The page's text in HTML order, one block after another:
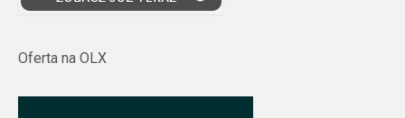
Oferta na OLX